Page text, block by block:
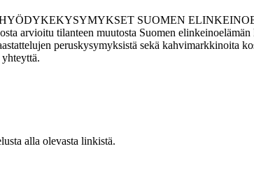
SUOMEN
arvioitu tilanteen muutosta Suomen
peruskysymyksistä sekä
alla olevasta linkistä.